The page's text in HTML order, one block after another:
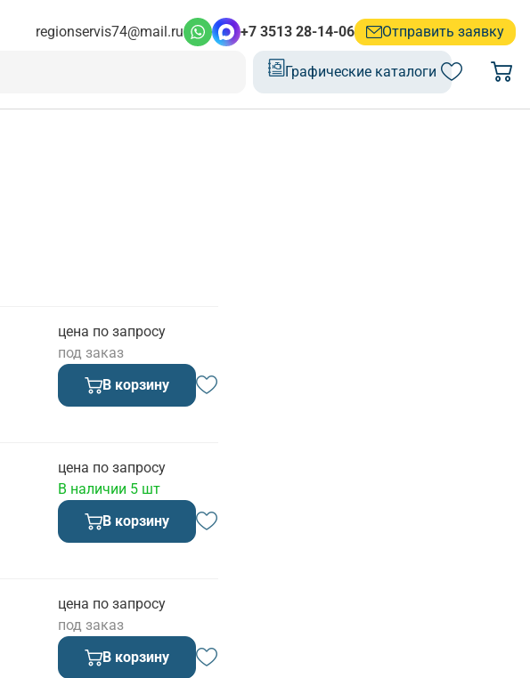
regionservis74@mail.ru +7 3513 28-14-06 Отправить заявку
Графические каталоги
цена по запросу
под заказ
В корзину
цена по запросу
В наличии 5 шт
В корзину
цена по запросу
под заказ
В корзину